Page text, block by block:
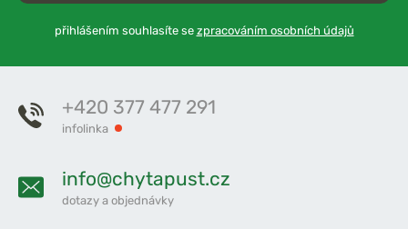
přihlášením souhlasíte se zpracováním osobních údajů
+420 377 477 291
infolinka
info@chytapust.cz
dotazy a objednávky